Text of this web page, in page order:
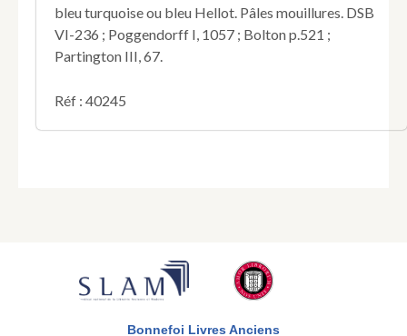
bleu turquoise ou bleu Hellot. Pâles mouillures. DSB
VI-236 ; Poggendorff I, 1057 ; Bolton p.521 ;
Partington III, 67.
Réf : 40245
Bonnefoi Livres Anciens